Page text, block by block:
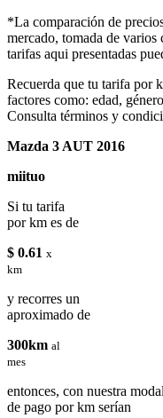
*La comparación de
mercado, tomada de
tarifas aqui presentadas
Recuerda que tu tarifa por
factores como: edad,
Consulta términos y
Mazda 3 AUT 2016
miituo
Si tu tarifa
por km es de
$ 0.61 x
km
y recorres un
aproximado de
300km al
mes
entonces, con nuestra
de pago por km serían